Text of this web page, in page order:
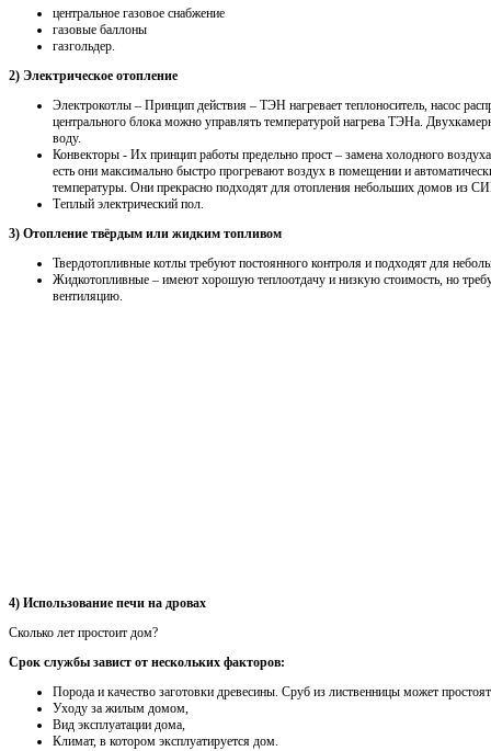
центральное газовое снабжение
газовые баллоны
газгольдер.
2) Электрическое отопление
Электрокотлы – Принцип действия – ТЭН нагревает теплоноситель, насос
центрального блока можно управлять температурой нагрева ТЭНа.
воду.
Конвекторы - Их принцип работы предельно прост – замена холодного
есть они максимально быстро прогревают воздух в помещении и
температуры. Они прекрасно подходят для отопления небольших домов из
Теплый электрический пол.
3) Отопление твёрдым или жидким топливом
Твердотопливные котлы требуют постоянного контроля и подходят для
Жидкотопливные – имеют хорошую теплоотдачу и низкую стоимость, но
вентиляцию.
4) Использование печи на дровах
Сколько лет простоит дом?
Срок службы завист от нескольких факторов:
Порода и качество заготовки древесины. Сруб из лиственницы может
Уходу за жилым домом,
Вид эксплуатации дома,
Климат, в котором эксплуатируется дом.